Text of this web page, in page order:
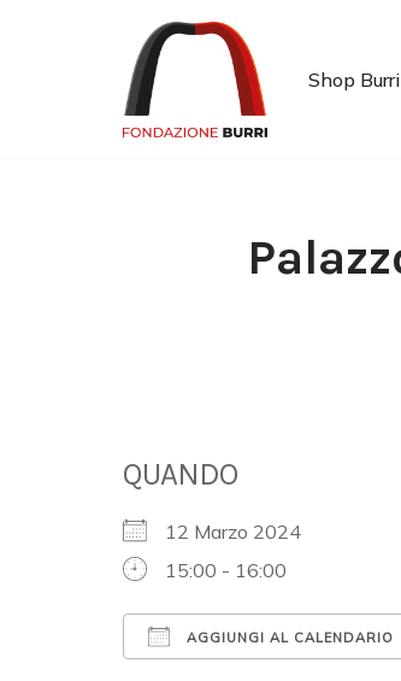
Shop Burri
QUANDO
12 Marzo 2024
15:00 - 16:00
AGGIUNGI AL CALENDARIO